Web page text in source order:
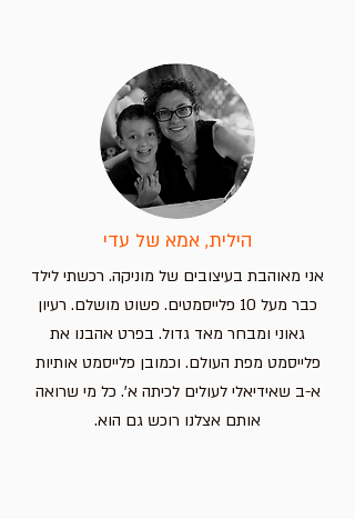
הילית, אמא של עדי
אני מאוהבת בעיצובים של מוניקה. רכשתי לילד
כבר מעל 10 פלייסמטים. פשוט מושלם. רעיון
גאוני ומבחר מאד גדול. בפרט אהבנו את
פלייסמט מפת העולם. וכמובן פלייסמט אותיות
א-ב שאידיאלי לעולים לכיתה א'. כל מי שרואה
אותם אצלנו רוכש גם הוא.